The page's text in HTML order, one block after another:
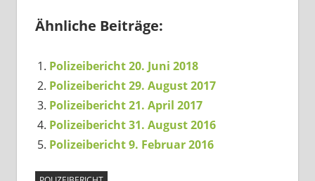
Ähnliche Beiträge:
Polizeibericht 20. Juni 2018
Polizeibericht 29. August 2017
Polizeibericht 21. April 2017
Polizeibericht 31. August 2016
Polizeibericht 9. Februar 2016